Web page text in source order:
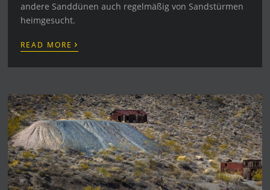
andere Sanddünen auch regelmäßig von Sandstürmen
heimgesucht.
READ MORE ›